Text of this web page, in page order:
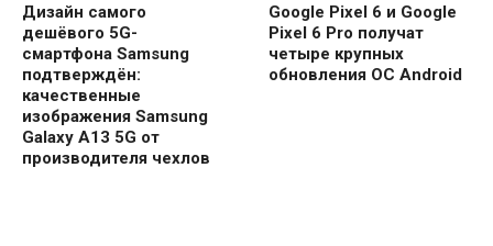
Дизайн самого
дешёвого 5G-
смартфона Samsung
подтверждён:
качественные
изображения Samsung
Galaxy A13 5G от
производителя чехлов
Google Pixel 6 и Google
Pixel 6 Pro получат
четыре крупных
обновления ОС Android